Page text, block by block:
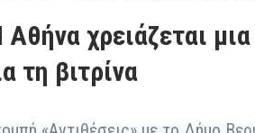
χρειάζεται μια
τη βιτρίνα